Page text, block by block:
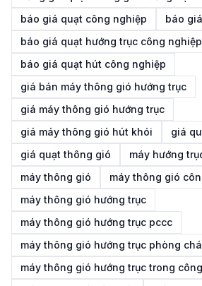
báo giá quạt công nghiệp
báo
báo giá quạt hướng trục công nghiệp
báo giá quạt hút công nghiệp
giá bán máy thông gió hướng trục
giá máy thông gió hướng trục
giá máy thông gió hút khói
giá
giá quạt thông gió
máy hướng
máy thông gió
máy thông gió
máy thông gió hướng trục
máy thông gió hướng trục pccc
máy thông gió hướng trục phòng
máy thông gió hướng trục trong